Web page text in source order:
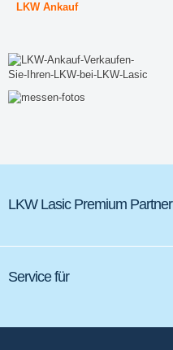
LKW Ankauf
LKW Lasic Premium Partner
Service für